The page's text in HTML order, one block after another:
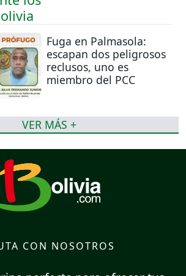
Fuga en Palmasola:
escapan dos peligrosos
reclusos, uno es
miembro del PCC
VER MÁS +
CON NOSOTROS